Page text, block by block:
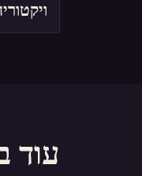
עוד